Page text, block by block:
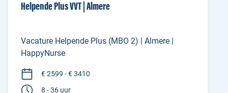
Helpende Plus VVT | Almere
Vacature Helpende Plus (MBO 2) | Almere |
HappyNurse
€ 2599 - € 3410
8 - 36 uur